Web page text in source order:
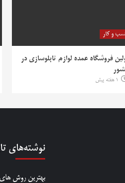
و کار
فروشگاه عمده لوازم تابلوسازی در
1 هفته پیش
نوشته‌های
بهترین روش‌